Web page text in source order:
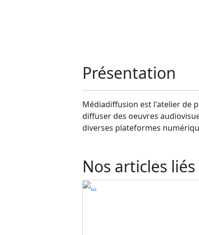
Présentation
Médiadiffusion est l'atelier de
diffuser des oeuvres
diverses plateformes
Nos articles liés